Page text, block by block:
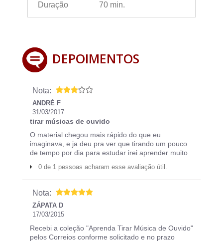
Duração 70 min.
DEPOIMENTOS
Nota:
ANDRÉ F
31/03/2017
tirar músicas de ouvido
O material chegou mais rápido do que eu
imaginava, e ja deu pra ver que tirando um pouco
de tempo por dia para estudar irei aprender muito
0 de 1 pessoas acharam esse avaliação útil.
Nota:
ZÁPATA D
17/03/2015
Recebi a coleção "Aprenda Tirar Música de Ouvido"
pelos Correios conforme solicitado e no prazo